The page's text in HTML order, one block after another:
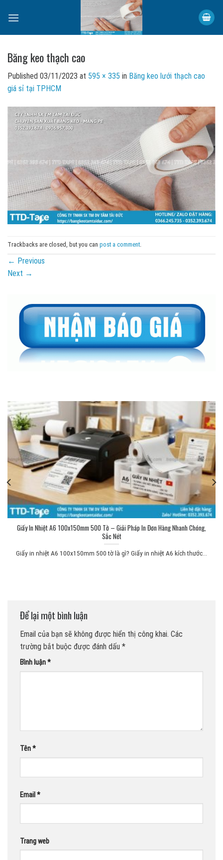
Băng keo thạch cao
Published 03/11/2023 at 595 × 335 in Băng keo lưới thạch cao
giá sỉ tại TPHCM
Trackbacks are closed, but you can post a comment
← Previous
Next →
Giấy In Nhiệt A6 100x150mm 500 Tờ – Giải Pháp In Đơn Hàng Nhanh Chóng,
Sắc Nét
Giấy in nhiệt A6 100x150mm 500 tờ là gì? Giấy in nhiệt A6 kích thước...
Để lại một bình luận
Email của bạn sẽ không được hiển thị công khai. Các
trường bắt buộc được đánh dấu *
Bình luận*
Tên*
Email *
Trang web